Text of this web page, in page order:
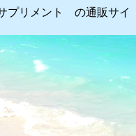
プリメント の通販サイ